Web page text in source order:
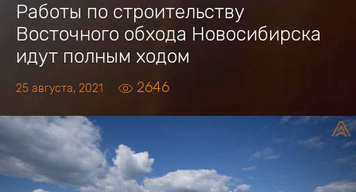
Работы по строительству
Восточного обхода Новосибирска
идут полным ходом
25 августа, 2021 2646